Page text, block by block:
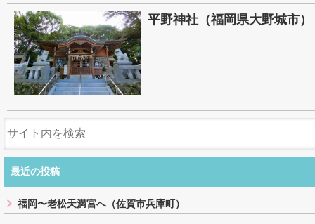
平野神社（福岡県大野城市）
最近の投稿
福岡〜老松天満宮へ（佐賀市兵庫町）